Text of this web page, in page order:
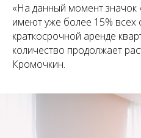
«На данный момент значок
имеют уже более 15%
краткосрочной аренде
количество продолжает
Кромочкин.